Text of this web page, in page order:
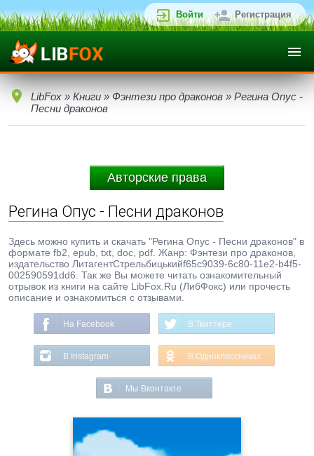
Войти Регистрация
LibFox » Книги » Фэнтези про драконов » Регина Опус -
Песни драконов
Авторские права
Регина Опус - Песни драконов
Здесь можно купить и скачать "Регина Опус - Песни драконов" в
формате fb2, epub, txt, doc, pdf. Жанр: Фэнтези про драконов,
издательство ЛитагентСтрельбицькийf65c9039-6c80-11e2-b4f5-
002590591dd6. Так же Вы можете читать ознакомительный
отрывок из книги на сайте LibFox.Ru (ЛибФокс) или прочесть
описание и ознакомиться с отзывами.
На Facebook В Твиттере
В Instagram В Одноклассниках
Мы Вконтакте